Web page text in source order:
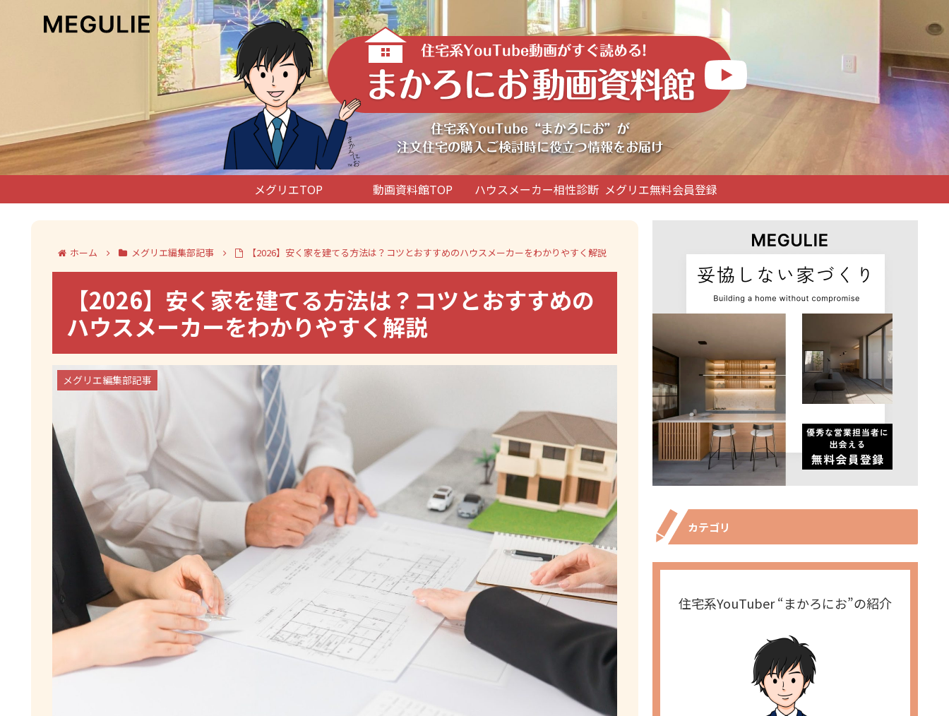
メグリエTOP 動画資料館TOP ハウスメーカー相性診断 メグリエ無料会員登録
ホーム メグリエ編集部記事 【2026】安く家を建てる方法は？コツとおすすめのハウスメーカーをわかりやすく解説
【2026】安く家を建てる方法は？コツとおすすめの
ハウスメーカーをわかりやすく解説
メグリエ編集部記事
カテゴリ
住宅系YouTuber “まかろにお”の紹介